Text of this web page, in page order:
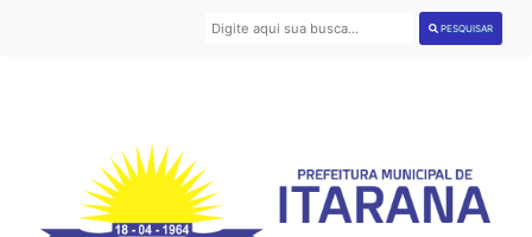
PESQUISAR